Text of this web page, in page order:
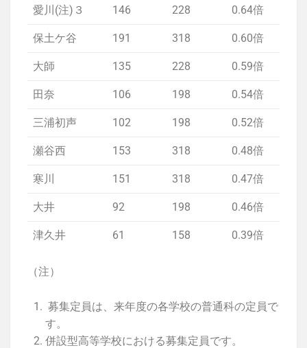
愛川(注)３ 146 228 0.64倍
保土ケ谷 191 318 0.60倍
大師 135 228 0.59倍
田奈 106 198 0.54倍
三浦初声 102 198 0.52倍
瀬谷西 153 318 0.48倍
寒川 151 318 0.47倍
大井 92 198 0.46倍
津久井 61 158 0.39倍
（注）
募集定員は、来年度の各学校の普通科の定員で
す。
併設型高等学校における募集定員です。